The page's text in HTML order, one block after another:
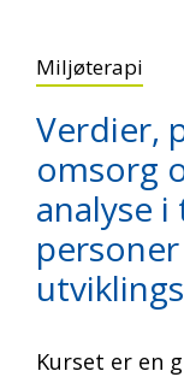
Miljøterapi
Verdier,
omsorg
analyse
Kurset er en